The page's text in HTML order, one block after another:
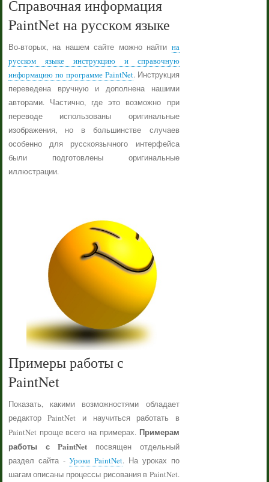
Справочная информация
PaintNet на русском языке
Во-вторых, на нашем сайте можно найти на
русском языке инструкцию и справочную
информацию по программе PaintNet. Инструкция
переведена вручную и дополнена нашими
авторами. Частично, где это возможно при
переводе использованы оригинальные
изображения, но в большинстве случаев
особенно для русскоязычного интерфейса
были подготовлены оригинальные
иллюстрации.
Примеры работы с
PaintNet
Показать, какими возможностями обладает
редактор PaintNet и научиться работать в
PaintNet проще всего на примерах. Примерам
работы с PaintNet посвящен отдельный
раздел сайта -Уроки PaintNet. На уроках по
шагам описаны процессы рисования в PaintNet.